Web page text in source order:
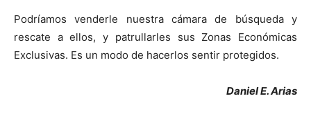
Podríamos venderle nuestra cámara de búsqueda y
rescate a ellos, y patrullarles sus Zonas Económicas
Exclusivas. Es un modo de hacerlos sentir protegidos.
Daniel E. Arias